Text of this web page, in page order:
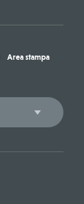
Area stampa